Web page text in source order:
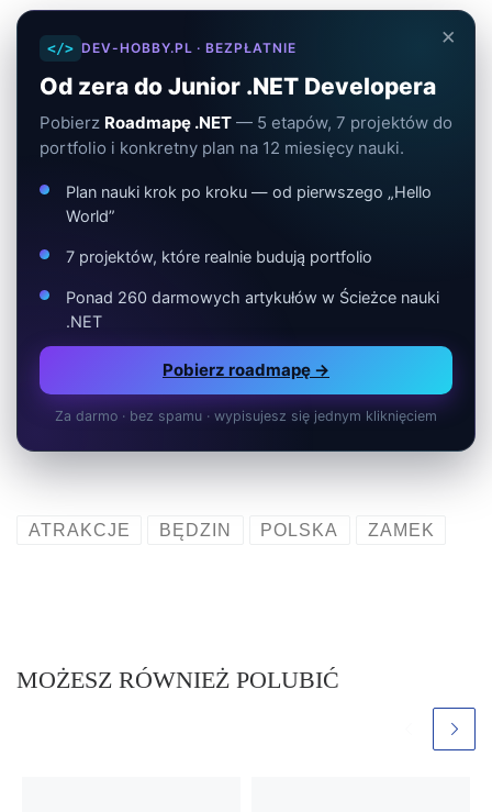
×
</> DEV-HOBBY.PL · BEZPŁATNIE
Od zera do Junior .NET Developera
Pobierz Roadmapę .NET — 5 etapów, 7 projektów do
portfolio i konkretny plan na 12 miesięcy nauki.
Plan nauki krok po kroku — od pierwszego „Hello
World”
7 projektów, które realnie budują portfolio
Ponad 260 darmowych artykułów w Ścieżce nauki
.NET
Pobierz roadmapę →
Za darmo · bez spamu · wypisujesz się jednym kliknięciem
ATRAKCJE BĘDZIN POLSKA ZAMEK
MOŻESZ RÓWNIEŻ POLUBIĆ